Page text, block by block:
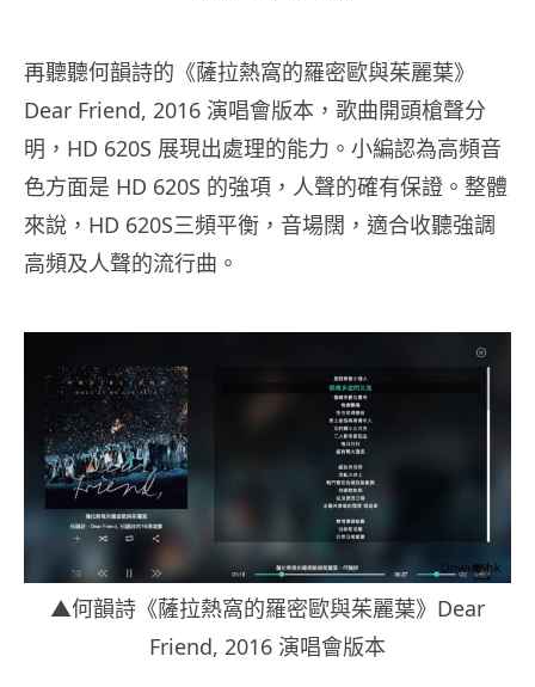
再聽聽何韻詩的《薩拉熱窩的羅密歐與茱麗葉》
Dear Friend, 2016 演唱會版本，歌曲開頭槍聲分
明，HD 620S 展現出處理的能力。小編認為高頻音
色方面是 HD 620S 的強項，人聲的確有保證。整體
來說，HD 620S三頻平衡，音場闊，適合收聽強調
高頻及人聲的流行曲。
▲何韻詩《薩拉熱窩的羅密歐與茱麗葉》Dear
Friend, 2016 演唱會版本